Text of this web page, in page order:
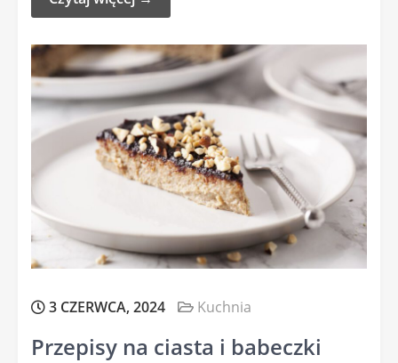
3 CZERWCA, 2024 Kuchnia
Przepisy na ciasta i babeczki